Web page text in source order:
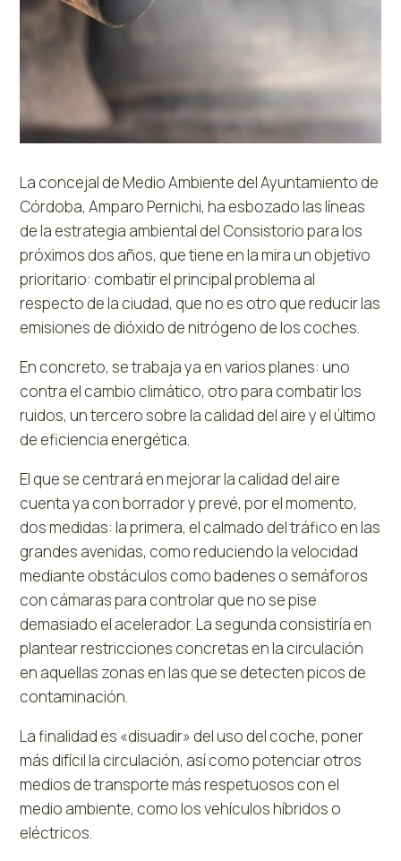
La concejal de Medio Ambiente del Ayuntamiento de
Córdoba, Amparo Pernichi, ha esbozado las líneas
de la estrategia ambiental del Consistorio para los
próximos dos años, que tiene en la mira un objetivo
prioritario: combatir el principal problema al
respecto de la ciudad, que no es otro que reducir las
emisiones de dióxido de nitrógeno de los coches.
En concreto, se trabaja ya en varios planes: uno
contra el cambio climático, otro para combatir los
ruidos, un tercero sobre la calidad del aire y el último
de eficiencia energética.
El que se centrará en mejorar la calidad del aire
cuenta ya con borrador y prevé, por el momento,
dos medidas: la primera, el calmado del tráfico en las
grandes avenidas, como reduciendo la velocidad
mediante obstáculos como badenes o semáforos
con cámaras para controlar que no se pise
demasiado el acelerador. La segunda consistiría en
plantear restricciones concretas en la circulación
en aquellas zonas en las que se detecten picos de
contaminación.
La finalidad es «disuadir» del uso del coche, poner
más difícil la circulación, así como potenciar otros
medios de transporte más respetuosos con el
medio ambiente, como los vehículos híbridos o
eléctricos.